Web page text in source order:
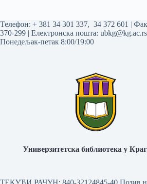
Tелефон: + 381 34 301 337, 34 372 601 |
370-299 | Електронска пошта: ubkg@kg.ac.rs
Понедељак-петак 8:00/19:00
Универзитетска библиотека у